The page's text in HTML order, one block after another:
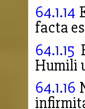
64.1.14
facta
64.1.15
Humili
64.1.16